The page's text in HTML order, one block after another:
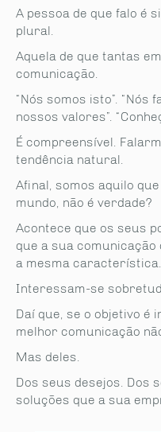
A pessoa de que falo é
plural.
Aquela de que tantas
comunicação.
“Nós somos isto”. “Nós
nossos valores”.
É compreensível.
tendência natural.
Afinal, somos aquilo
mundo, não é verdade?
Acontece que os seus
que a sua
a mesma característica.
Interessam-se
Daí que, se o objetivo
melhor comunicação
Mas deles.
Dos seus desejos. Dos
soluções que a sua